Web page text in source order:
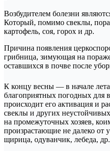
Возбудителем болезни
Который, помимо свеклы,
картофель, соя, горох и др.
Причина появления
грибница, зимующая на
оставшихся в почве после
К концу весны — в начале
благоприятных погодных для
происходит его активация и
свеклы и других
на промежуточных хозяев,
произрастающие не далеко от
щирица, одуванчик, лебеда, др.